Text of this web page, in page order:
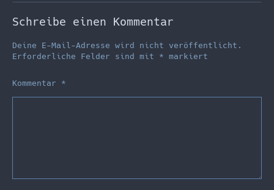
Schreibe einen Kommentar
Deine E-Mail-Adresse wird nicht veröffentlicht.
Erforderliche Felder sind mit * markiert
Kommentar *